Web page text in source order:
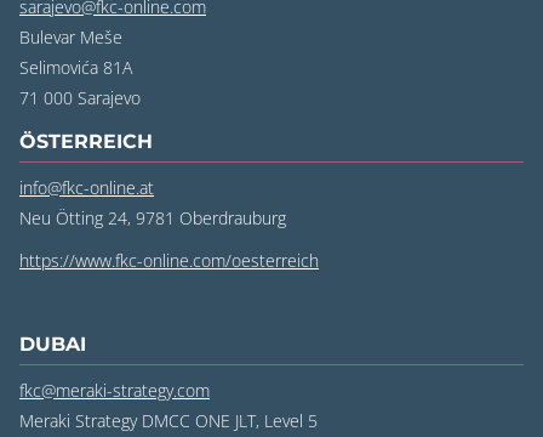
sarajevo@fkc-online.com
Bulevar Meše
Selimovića 81A
71 000 Sarajevo
ÖSTERREICH
info@fkc-online.at
Neu Ötting 24, 9781 Oberdrauburg
https://www.fkc-online.com/oesterreich
DUBAI
fkc@meraki-strategy.com
Meraki Strategy DMCC ONE JLT, Level 5